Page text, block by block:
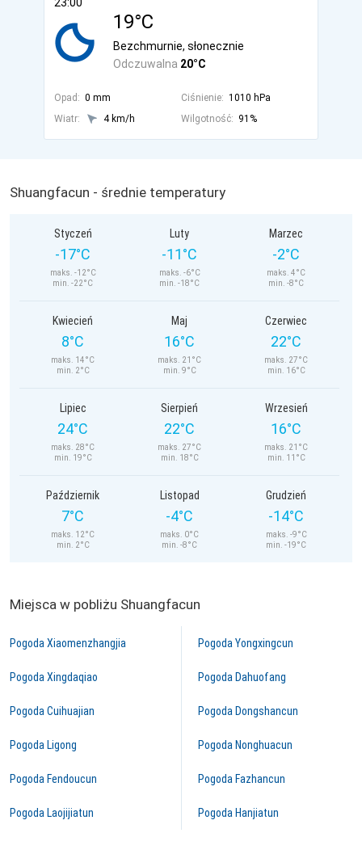
19°C
Odczuwalna 20°C
Bezchmurnie, słonecznie
Opad: 0 mm Ciśnienie: 1010 hPa
Wiatr:
4 km/h Wilgotność: 91%
Shuangfacun - średnie temperatury
Styczeń
-17°C
maks. -12°C
min. -22°C
Luty
-11°C
maks. -6°C
min. -18°C
Marzec
-2°C
maks. 4°C
min. -8°C
Kwiecień
8°C
maks. 14°C
min. 2°C
Maj
16°C
maks. 21°C
min. 9°C
Czerwiec
22°C
maks. 27°C
min. 16°C
Lipiec
24°C
maks. 28°C
min. 19°C
Sierpień
22°C
maks. 27°C
min. 18°C
Wrzesień
16°C
maks. 21°C
min. 11°C
Październik
7°C
maks. 12°C
min. 2°C
Listopad
-4°C
maks. 0°C
min. -8°C
Grudzień
-14°C
maks. -9°C
min. -19°C
Miejsca w pobliżu Shuangfacun
Pogoda Xiaomenzhangjia
Pogoda Xingdaqiao
Pogoda Cuihuajian
Pogoda Ligong
Pogoda Fendoucun
Pogoda Laojijiatun
Pogoda Yongxingcun
Pogoda Dahuofang
Pogoda Dongshancun
Pogoda Nonghuacun
Pogoda Fazhancun
Pogoda Hanjiatun